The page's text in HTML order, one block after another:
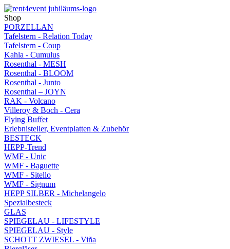
Shop
PORZELLAN
Tafelstern - Relation Today
Tafelstern - Coup
Kahla - Cumulus
Rosenthal - MESH
Rosenthal - BLOOM
Rosenthal - Junto
Rosenthal – JOYN
RAK - Volcano
Villeroy & Boch - Cera
Flying Buffet
Erlebnisteller, Eventplatten & Zubehör
BESTECK
HEPP-Trend
WMF - Unic
WMF - Baguette
WMF - Sitello
WMF - Signum
HEPP SILBER - Michelangelo
Spezialbesteck
GLAS
SPIEGELAU - LIFESTYLE
SPIEGELAU - Style
SCHOTT ZWIESEL - Viña